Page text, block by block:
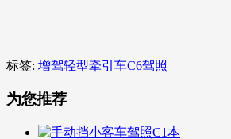
标签: 增驾轻型牵引车C6驾照
为您推荐